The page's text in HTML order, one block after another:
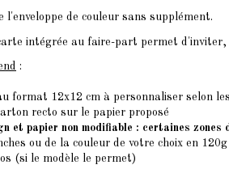
l'enveloppe de couleur sans supplément.
intégrée au faire-part permet d'inviter,
:
format 12x12 cm à personnaliser selon
recto sur le papier proposé
et papier non modifiable : certaines
ou de la couleur de votre choix en 120g
(si le modèle le permet)